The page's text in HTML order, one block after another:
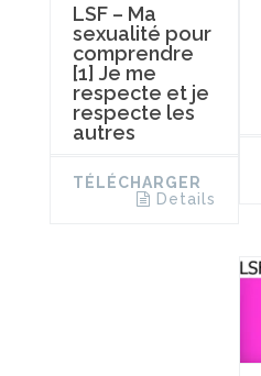
LSF – Ma
sexualité pour
comprendre
[1] Je me
respecte et je
respecte les
autres
TÉLÉCHARGER
Details